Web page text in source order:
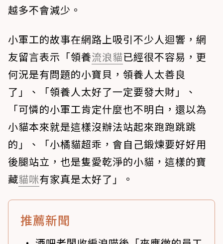
越多不會減少。
小軍工的故事在網路上吸引不少人迴響，網
友留言表示「領養流浪貓已經很不容易，更
何況是有問題的小寶貝，領養人太善良
了」、「領養人太好了一定要發大財」、
「可憐的小軍工肯定什麼也不明白，還以為
小貓本來就是這樣沒辦法站起來跑跑跳跳
的」、「小橘貓超乖，會自己鍛煉要好好用
後腿站立，也是隻愛乾淨的小貓，這樣的寶
藏貓咪有家真是太好了」。
推薦新聞